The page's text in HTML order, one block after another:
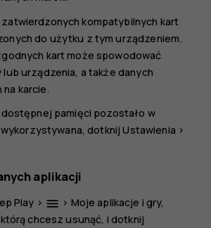
kompatybilnych kart
do użytku z tym urządzeniem.
kart może spowodować
urządzenia, a także danych
karcie.
pamięci pozostało w
dotknijUstawienia >
aplikacji
Play > menu > Moje aplikacje i gry,
chcesz usunąć, i dotknij